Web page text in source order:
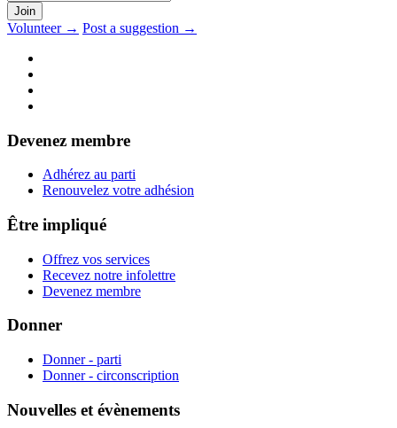
Volunteer → Post a suggestion →
Devenez membre
Adhérez au parti
Renouvelez votre adhésion
Être impliqué
Offrez vos services
Recevez notre infolettre
Devenez membre
Donner
Donner - parti
Donner - circonscription
Nouvelles et évènements